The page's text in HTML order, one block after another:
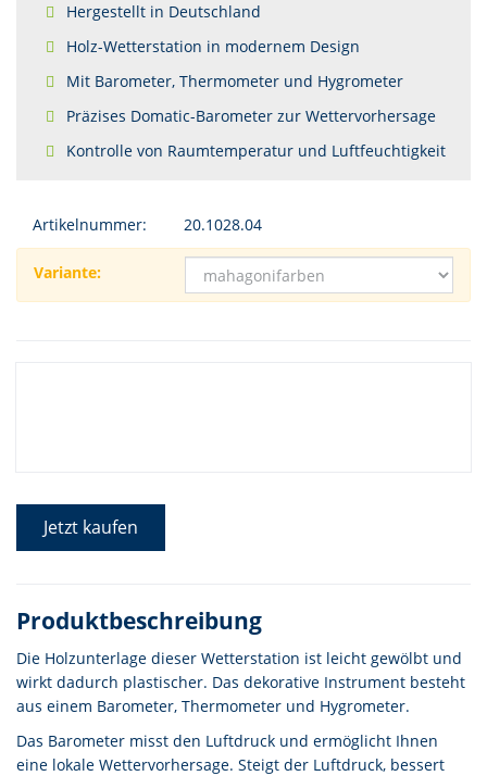
Hergestellt in Deutschland
Holz-Wetterstation in modernem Design
Mit Barometer, Thermometer und Hygrometer
Präzises Domatic-Barometer zur Wettervorhersage
Kontrolle von Raumtemperatur und Luftfeuchtigkeit
Artikelnummer: 20.1028.04
Variante:
Jetzt kaufen
Produktbeschreibung
Die Holzunterlage dieser Wetterstation ist leicht gewölbt und
wirkt dadurch plastischer. Das dekorative Instrument besteht
aus einem Barometer, Thermometer und Hygrometer.
Das Barometer misst den Luftdruck und ermöglicht Ihnen
eine lokale Wettervorhersage. Steigt der Luftdruck, bessert